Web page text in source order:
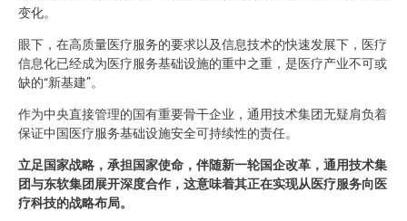
变化。
眼下，在高质量医疗服务的要求以及信息技术的快速发展下，医疗
信息化已经成为医疗服务基础设施的重中之重，是医疗产业不可或
缺的“新基建”。
作为中央直接管理的国有重要骨干企业，通用技术集团无疑肩负着
保证中国医疗服务基础设施安全可持续性的责任。
立足国家战略，承担国家使命，伴随新一轮国企改革，通用技术集
团与东软集团展开深度合作，这意味着其正在实现从医疗服务向医
疗科技的战略布局。